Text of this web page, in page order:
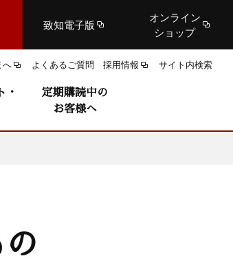
致知電子版
オンライン
ショップ
へ よくあるご質問 採用情報 サイト内検索
・
定期購読中の
お客様へ